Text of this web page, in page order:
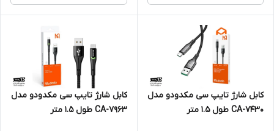
کابل شارژ تایپ سی مکدودو مدل
CA-7430 طول 1.5 متر
کابل شارژ تایپ سی مکدودو مدل
CA-7963 طول 1.5 متر